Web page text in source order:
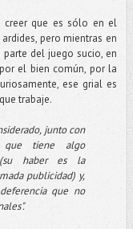
que es sólo en el
pero mientras en
del juego sucio, en
el bien común, por la
ese grial es
trabaje.
junto con
que tiene algo
(su haber es la
publicidad) y,
que no